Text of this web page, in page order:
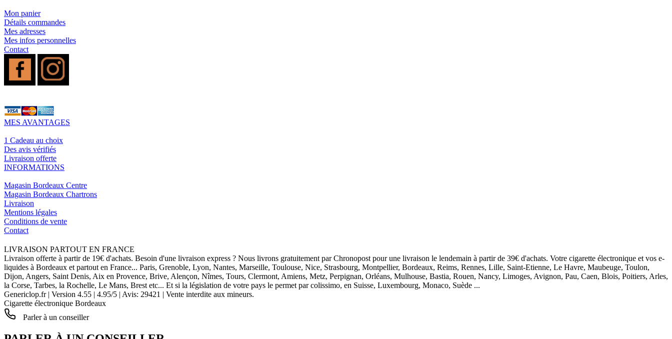
Mon panier
Détails commandes
Mes adresses
Mes infos personnelles
Contact
MES AVANTAGES
1 Cadeau au choix
Des avis vérifiés
Livraison offerte
INFORMATIONS
Magasin Bordeaux Centre
Magasin Bordeaux Chartrons
Livraison
Mentions légales
Conditions de vente
Contact
LIVRAISON PARTOUT EN FRANCE
Livraison offerte à partir de 19€ d'achats. Besoin d'une livraison express ? Nous livrons gratuitement par Chronopost pour une livraison le lendemain à partir de 39€ d'achats. Votre cigarette électronique et vos e-
liquides à Bordeaux et partout en France... Paris, Grenoble, Lyon, Nantes, Marseille, Toulouse, Nice, Strasbourg, Montpellier, Bordeaux, Reims, Rennes, Lille, Saint-Etienne, Le Havre, Maubeuge, Toulon,
Dijon, Angers, Saint Denis, Aix en Provence, Brive, Alençon, Nîmes, Tours, Clermont, Amiens, Metz, Perpignan, Orléans, Mulhouse, Bastia, Rouen, Nancy, Limoges, Avignon, Pau, Caen, Blois, Poitiers, Arles,
la Corse, Tarbes, la Rochelle, Le Mans, Brest etc... Et si la législation de votre pays le permet par colissimo, en Suisse, Luxembourg, Monaco, Suède ...
Genericlop.fr| Version 4.55 | 4.95/5 | Avis: 29421 | Vente interdite aux mineurs.
Cigarette électronique Bordeaux
Parler à un conseiller